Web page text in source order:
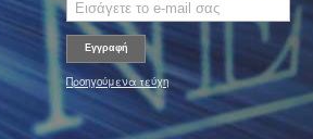
Προηγούμενα τεύχη